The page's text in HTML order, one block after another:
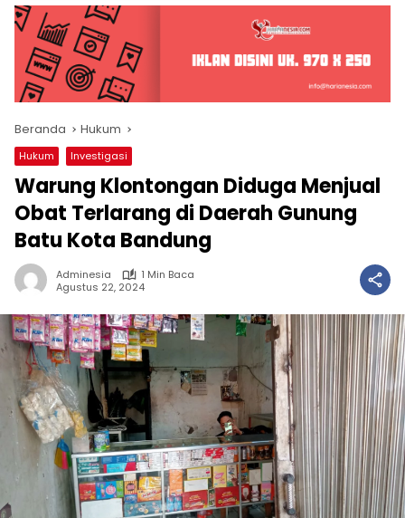
Beranda Hukum
Hukum Investigasi
Warung Klontongan Diduga Menjual
Obat Terlarang di Daerah Gunung
Batu Kota Bandung
Adminesia
1 Min Baca
Agustus 22, 2024